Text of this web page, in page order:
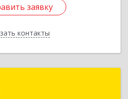
заявку
контакты
заявку
Назад